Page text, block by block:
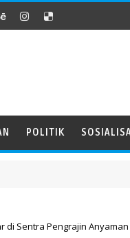
POLITIK
di Sentra Pengrajin